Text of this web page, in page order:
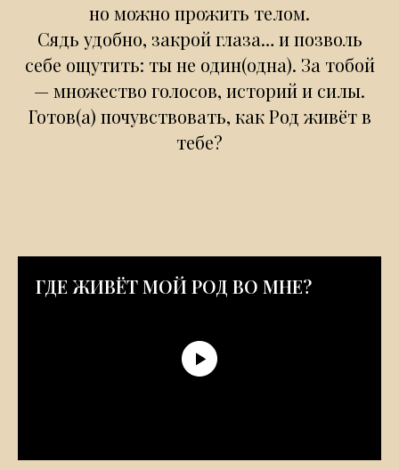
но можно прожить телом.
Сядь удобно, закрой глаза… и позволь
себе ощутить: ты не один(одна). За тобой
— множество голосов, историй и силы.
Готов(а) почувствовать, как Род живёт в
тебе?
ГДЕ ЖИВЁТ МОЙ РОД ВО МНЕ?